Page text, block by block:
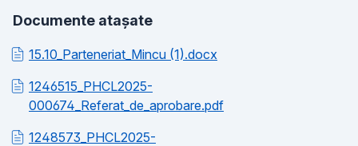
Documente atașate
15.10_Parteneriat_Mincu (1).docx
1246515_PHCL2025-
000674_Referat_de_aprobare.pdf
1248573_PHCL2025-